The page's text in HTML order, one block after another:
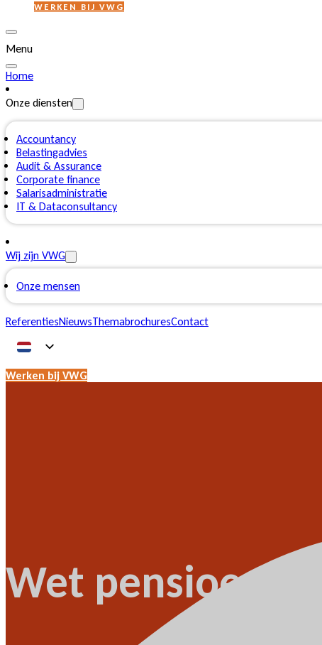
WERKEN BIJ VWG
Menu
Home
Onze diensten
Accountancy
Belastingadvies
Audit & Assurance
Corporate finance
Salarisadministratie
IT & Dataconsultancy
Wij zijn VWG
Onze mensen
ReferentiesNieuwsThemabrochuresContact
Werken bij VWG
Wet